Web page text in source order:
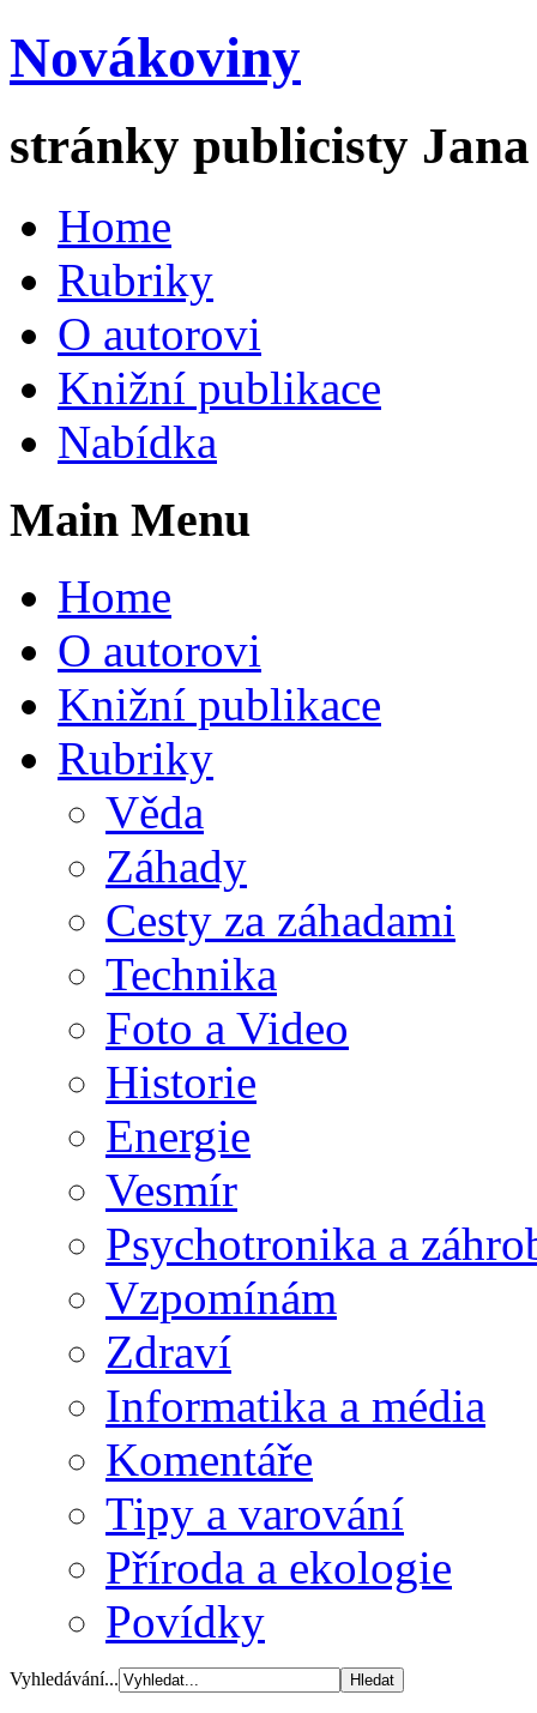
Novákoviny
stránky publicisty
Home
Rubriky
O autorovi
Knižní publikace
Nabídka
Main Menu
Home
O autorovi
Knižní publikace
Rubriky
Věda
Záhady
Cesty za záhadami
Technika
Foto a Video
Historie
Energie
Vesmír
Psychotronika a
Vzpomínám
Zdraví
Informatika a média
Komentáře
Tipy a varování
Příroda a ekologie
Povídky
Vyhledávání...